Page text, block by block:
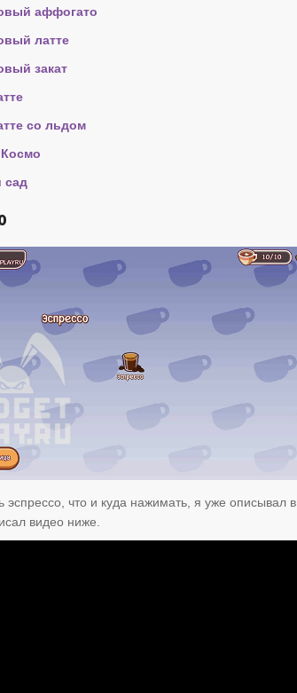
аффогато
латте
закат
со льдом
сад
эспрессо, что и куда нажимать, я уже описывал в
видео ниже.